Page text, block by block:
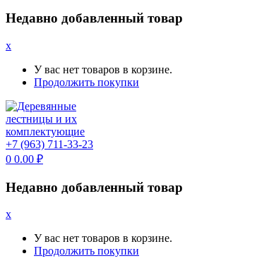
Недавно добавленный товар
x
У вас нет товаров в корзине.
Продолжить покупки
+7 (963) 711-33-23
0 0.00 ₽
Недавно добавленный товар
x
У вас нет товаров в корзине.
Продолжить покупки